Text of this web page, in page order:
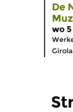
De
wo